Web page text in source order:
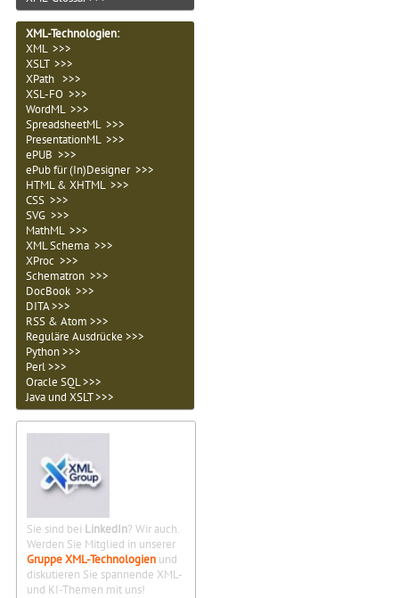
XML-Technologien:
XML >>>
XSLT >>>
XPath >>>
XSL-FO >>>
WordML >>>
SpreadsheetML >>>
PresentationML >>>
ePUB >>>
ePub für (In)Designer >>>
HTML & XHTML >>>
CSS >>>
SVG >>>
MathML >>>
XML Schema >>>
XProc >>>
Schematron >>>
DocBook >>>
DITA >>>
RSS & Atom >>>
Reguläre Ausdrücke >>>
Python >>>
Perl >>>
Oracle SQL >>>
Java und XSLT >>>
Sie sind bei LinkedIn? Wir auch.
Werden Sie Mitglied in unserer
Gruppe XML-Technologien und
diskutieren Sie spannende XML-
und KI-Themen mit uns!